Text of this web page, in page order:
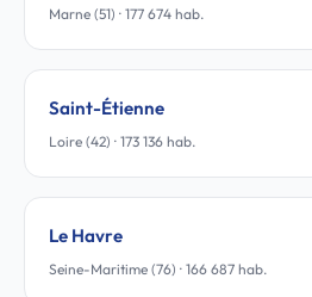
Marne (51) · 177 674 hab.
Saint-Étienne
Loire (42) · 173 136 hab.
Le Havre
Seine-Maritime (76) · 166 687 hab.